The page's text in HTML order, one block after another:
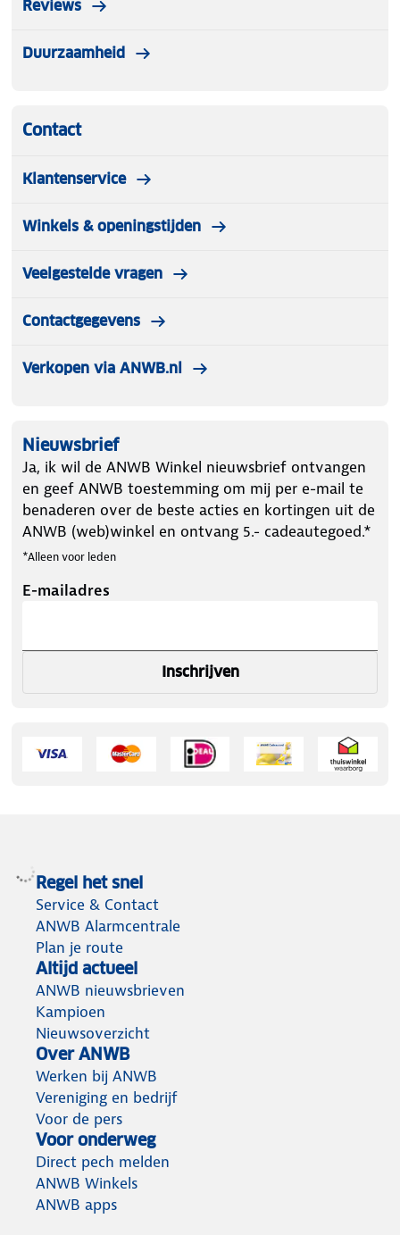
Reviews
Duurzaamheid
Contact
Klantenservice
Winkels & openingstijden
Veelgestelde vragen
Contactgegevens
Verkopen via ANWB.nl
Nieuwsbrief
Ja, ik wil de ANWB Winkel nieuwsbrief ontvangen
en geef ANWB toestemming om mij per e-mail te
benaderen over de beste acties en kortingen uit de
ANWB (web)winkel en ontvang 5.- cadeautegoed.*
*Alleen voor leden
E-mailadres
Inschrijven
Regel het snel
Service & Contact
ANWB Alarmcentrale
Plan je route
Altijd actueel
ANWB nieuwsbrieven
Kampioen
Nieuwsoverzicht
Over ANWB
Werken bij ANWB
Vereniging en bedrijf
Voor de pers
Voor onderweg
Direct pech melden
ANWB Winkels
ANWB apps